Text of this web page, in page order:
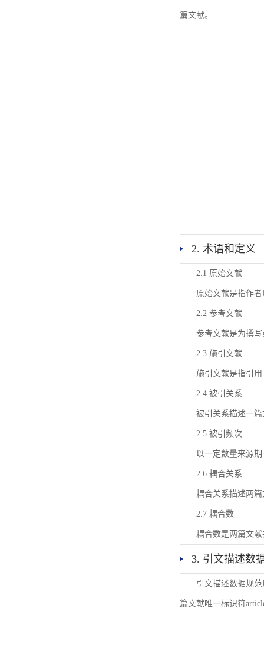
篇文献。
2. 术语和定义
2.1 原始文献
原始文献是指作
2.2 参考文献
参考文献是为撰
2.3 施引文献
施引文献是指引
2.4 被引关系
被引关系描述一
2.5 被引频次
以一定数量来源
2.6 耦合关系
耦合关系描述两
2.7 耦合数
耦合数是两篇文
3. 引文描述数
引文描述数据规
篇文献唯一标识符